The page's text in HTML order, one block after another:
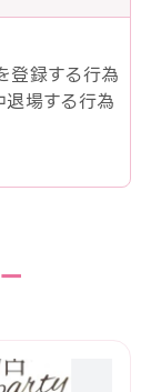
登録する行為
退場する行為